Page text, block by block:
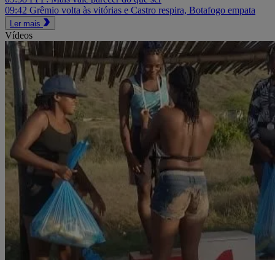
09:42 Grêmio volta às vitórias e Castro respira, Botafogo empata
Ler mais
Vídeos